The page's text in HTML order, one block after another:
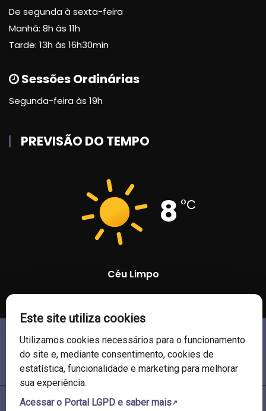
De segunda à sexta-feira
Manhã: 8h às 11h
Tarde: 13h às 16h30min
Sessões Ordinárias
Segunda-feira às 19h
PREVISÃO DO TEMPO
8 °C
Céu Limpo
82 % 1021 mb
Este site utiliza cookies
Utilizamos cookies necessários para o funcionamento
do site e, mediante consentimento, cookies de
estatística, funcionalidade e marketing para melhorar
sua experiência.
Acessar o Portal LGPD e saber mais